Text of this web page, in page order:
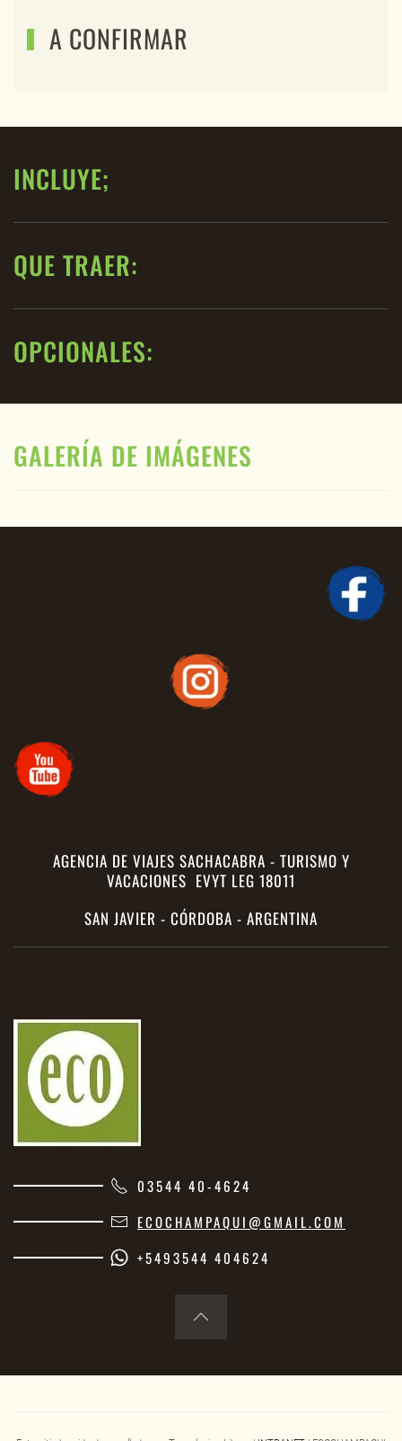
A CONFIRMAR
INCLUYE;
QUE TRAER:
OPCIONALES:
GALERÍA DE IMÁGENES
AGENCIA DE VIAJES SACHACABRA - TURISMO Y
VACACIONES EVYT LEG 18011
SAN JAVIER - CÓRDOBA - ARGENTINA
03544 40-4624
ECOCHAMPAQUI@GMAIL.COM
+5493544 404624